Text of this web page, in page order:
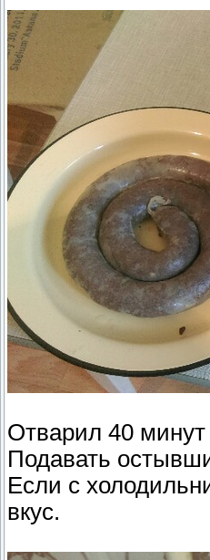
Отварил 40
Подавать
Если с
вкус.